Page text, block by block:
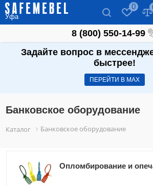
Уфа
0
8 (800) 550-14-99
Задайте вопрос в
быстрее!
ПЕРЕЙТИ В МАХ
Банковское оборудование
Каталог Банковское оборудование
Опломбирование и